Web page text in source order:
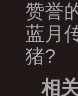
赞誉
蓝月
猪?
相